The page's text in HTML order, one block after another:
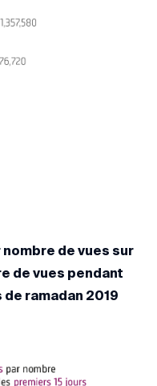
de vues sur
de vues pendant
ramadan 2019